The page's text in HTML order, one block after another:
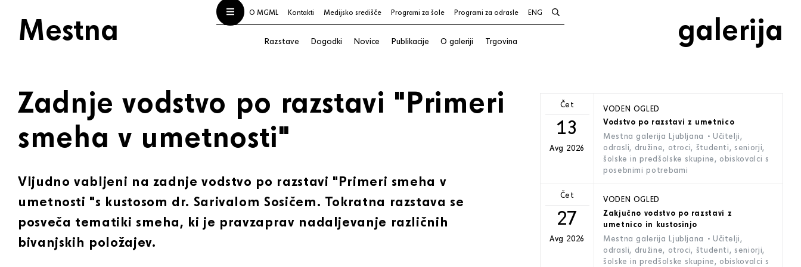
Mestna O MGML Kontakti Medijsko središče Programi za šole Programi za odrasle ENG
Razstave Dogodki Novice Publikacije O galeriji Trgovina
galerija
Zadnje vodstvo po razstavi "Primeri
smeha v umetnosti"
Vljudno vabljeni na zadnje vodstvo po razstavi "Primeri smeha v
umetnosti "s kustosom dr. Sarivalom Sosičem. Tokratna razstava se
posveča tematiki smeha, ki je pravzaprav nadaljevanje različnih
bivanjskih položajev.
Čet
13
Avg 2026
VODEN OGLED
Vodstvo po razstavi z umetnico
Mestna galerija Ljubljana • Učitelji,
odrasli, družine, otroci, študenti, seniorji,
šolske in predšolske skupine, obiskovalci s
posebnimi potrebami
Čet
27
Avg 2026
VODEN OGLED
Zakjučno vodstvo po razstavi z
umetnico in kustosinjo
Mestna galerija Ljubljana • Učitelji,
odrasli, družine, otroci, študenti, seniorji,
šolske in predšolske skupine, obiskovalci s